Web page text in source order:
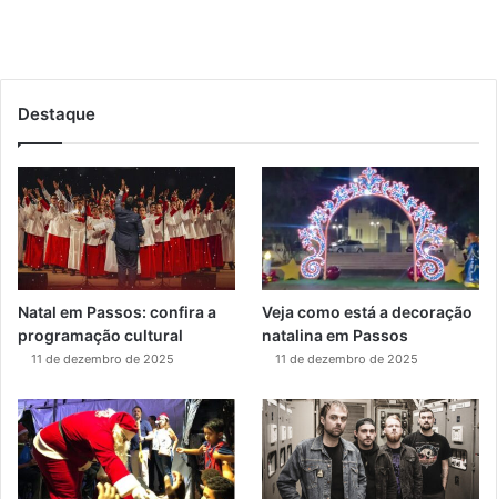
Destaque
Natal em Passos: confira a
programação cultural
11 de dezembro de 2025
Veja como está a decoração
natalina em Passos
11 de dezembro de 2025